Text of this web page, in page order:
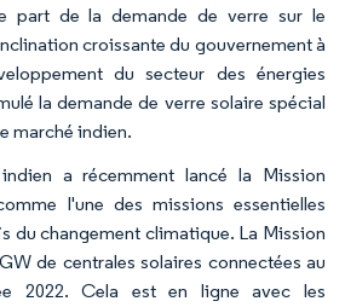
part de la demande de verre sur le
croissante du gouvernement à
du secteur des énergies
la demande de verre solaire spécial
marché indien.
a récemment lancé la Mission
l'une des missions essentielles
du changement climatique. La Mission
de centrales solaires connectées au
2022. Cela est en ligne avec les